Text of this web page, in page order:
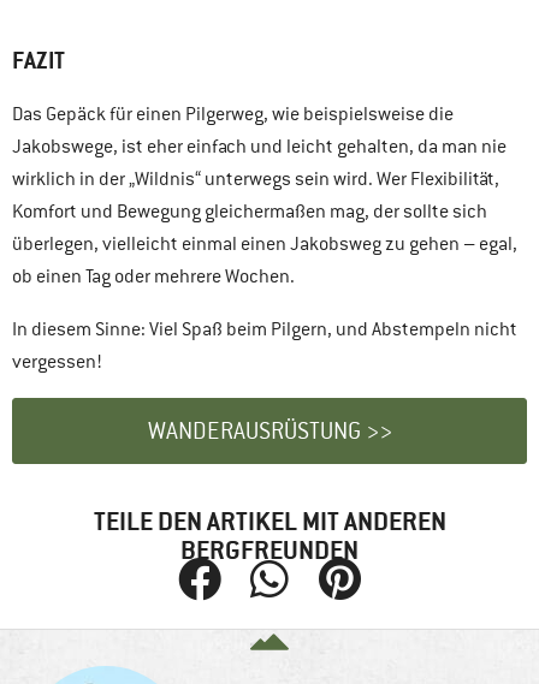
FAZIT
Das Gepäck für einen Pilgerweg, wie beispielsweise die
Jakobswege, ist eher einfach und leicht gehalten, da man nie
wirklich in der „Wildnis“ unterwegs sein wird. Wer Flexibilität,
Komfort und Bewegung gleichermaßen mag, der sollte sich
überlegen, vielleicht einmal einen Jakobsweg zu gehen – egal,
ob einen Tag oder mehrere Wochen.
In diesem Sinne: Viel Spaß beim Pilgern, und Abstempeln nicht
vergessen!
WANDERAUSRÜSTUNG >>
TEILE DEN ARTIKEL MIT ANDEREN
BERGFREUNDEN